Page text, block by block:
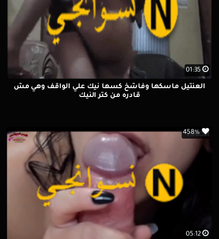
01:35
العنتيل ماسكها وفاشخ كسها نيك علي الواقف وهي مش
قادره من كتر النيك
05:12
458%